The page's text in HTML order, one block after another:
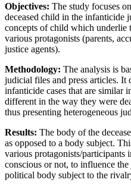
Objectives: The study focuses
deceased child in the infanticide
concepts of child which underlie
various protagonists (parents,
justice agents).
Methodology: The analysis is
judicial files and press articles. It
infanticide cases that are similar
different in the way they were
thus presenting heterogeneous
Results: The body of the
as opposed to a body subject.
various protagonists/participants
conscious or not, to influence
political body subject to the